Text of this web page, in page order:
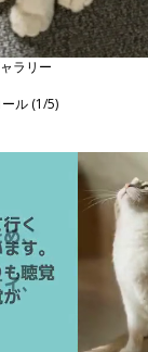
ラリー
ル (1/5)